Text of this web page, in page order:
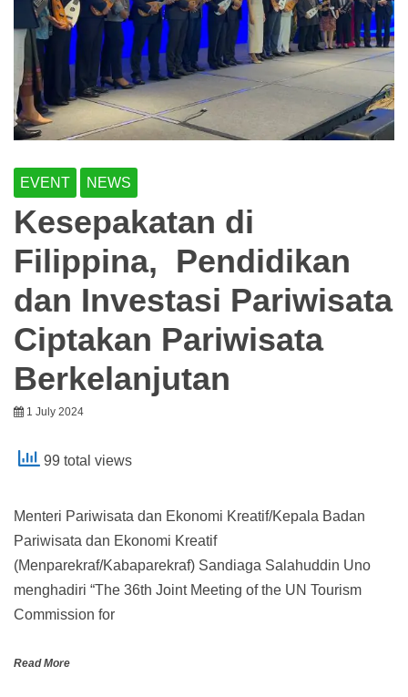
EVENT NEWS
Kesepakatan di
Filippina, Pendidikan
dan Investasi Pariwisata
Ciptakan Pariwisata
Berkelanjutan
1 July 2024
99 total views
Menteri Pariwisata dan Ekonomi Kreatif/Kepala Badan
Pariwisata dan Ekonomi Kreatif
(Menparekraf/Kabaparekraf) Sandiaga Salahuddin Uno
menghadiri “The 36th Joint Meeting of the UN Tourism
Commission for
Read More